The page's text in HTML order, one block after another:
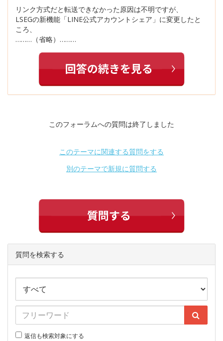
リンク方式だと転送できなかった原因は不明ですが、
LSEGの新機能「LINE公式アカウントシェア」に変更したと
ころ、
………（省略）………
このフォーラムへの質問は終了しました
このテーマに関連する質問をする
別のテーマで新規に質問する
質問を検索する
返信も検索対象にする